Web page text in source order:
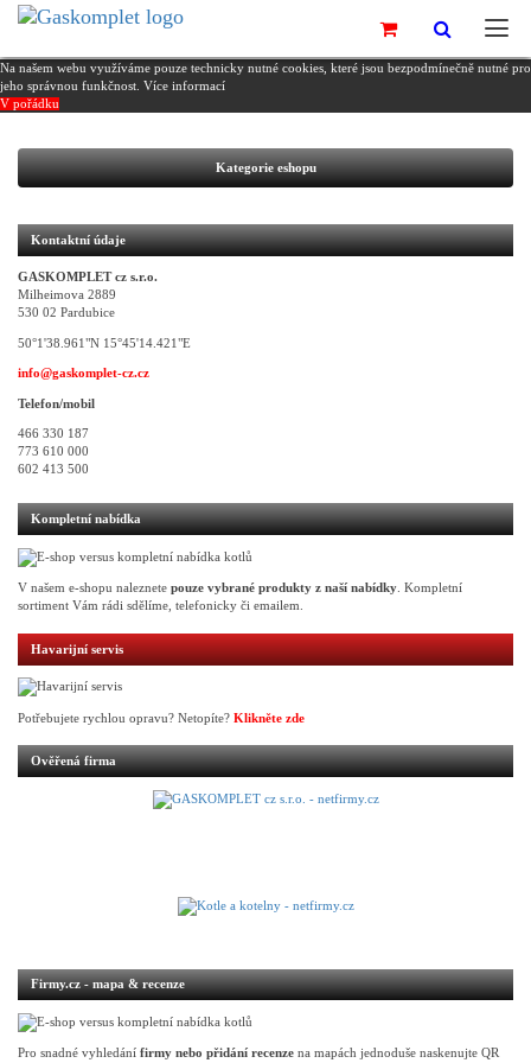
Na našem webu využíváme pouze technicky nutné cookies, které jsou bezpodmínečně nutné pro
jeho správnou funkčnost. Více informací
V pořádku
Kategorie eshopu
Kontaktní údaje
GASKOMPLET cz s.r.o.
Milheimova 2889
530 02 Pardubice
50°1'38.961"N 15°45'14.421"E
info@gaskomplet-cz.cz
Telefon/mobil
466 330 187
773 610 000
602 413 500
Kompletní nabídka
V našem e-shopu naleznete pouze vybrané produkty z naší nabídky . Kompletní
sortiment Vám rádi sdělíme, telefonicky či emailem.
Havarijní servis
Potřebujete rychlou opravu? Netopíte? Klikněte zde
Ověřená firma
Firmy.cz - mapa & recenze
Pro snadné vyhledání firmy nebo přidání recenze na mapách jednoduše naskenujte QR